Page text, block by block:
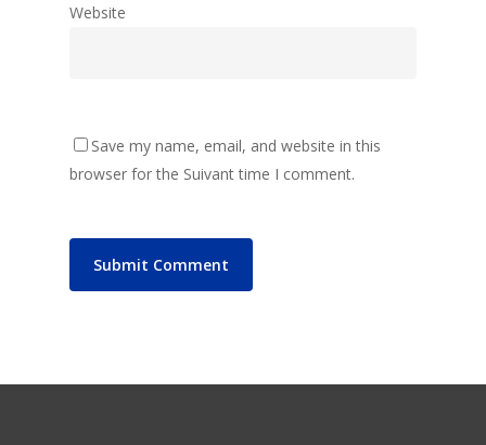
Website
Save my name, email, and website in this
browser for the Suivant time I comment.